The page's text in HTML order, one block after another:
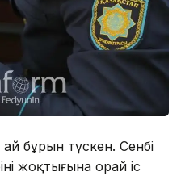
ай бұрын түскен. Сенбі
жоқтығына орай іс